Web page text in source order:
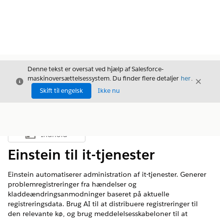
Luk
Denne tekst er oversat ved hjælp af Salesforce-
maskinoversættelsessystem. Du finder flere detaljer her.
Skift til engelsk
Ikke nu
Luk
Vis indholdsfortegnelse
Indhold
Einstein til it-tjenester
Einstein automatiserer administration af it-tjenester. Generer
problemregistreringer fra hændelser og
kladdeændringsanmodninger baseret på aktuelle
registreringsdata. Brug AI til at distribuere registreringer til
den relevante kø, og brug meddelelsesskabeloner til at